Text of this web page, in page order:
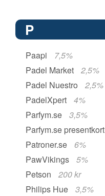
P
Paapi
7,5%
Padel Market
2,5%
Padel Nuestro
2,5%
PadelXpert
4%
Parfym.se
3,5%
Parfym.se presentkort
Patroner.se
6%
PawVikings
5%
Petson
200 kr
Philips Hue
3,5%